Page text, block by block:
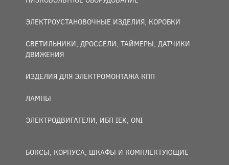
ЭЛЕКТРОУСТАНОВОЧНЫЕ ИЗДЕЛИЯ, КОРОБКИ
СВЕТИЛЬНИКИ, ДРОССЕЛИ, ТАЙМЕРЫ, ДАТЧИКИ
ДВИЖЕНИЯ
ИЗДЕЛИЯ ДЛЯ ЭЛЕКТРОМОНТАЖА КПП
ЛАМПЫ
ЭЛЕКТРОДВИГАТЕЛИ, ИБП IEK, ONI
БОКСЫ, КОРПУСА, ШКАФЫ И КОМПЛЕКТУЮЩИЕ